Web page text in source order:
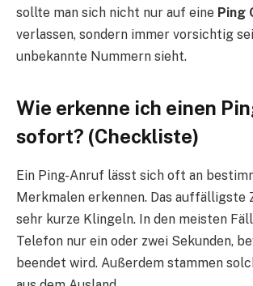
sollte man sich nicht nur auf eine Ping
verlassen, sondern immer vorsichtig
unbekannte Nummern sieht.
Wie erkenne ich einen
sofort? (Checkliste)
Ein Ping-Anruf lässt sich oft an
Merkmalen erkennen. Das auffälligste
sehr kurze Klingeln. In den meisten
Telefon nur ein oder zwei Sekunden,
beendet wird. Außerdem stammen